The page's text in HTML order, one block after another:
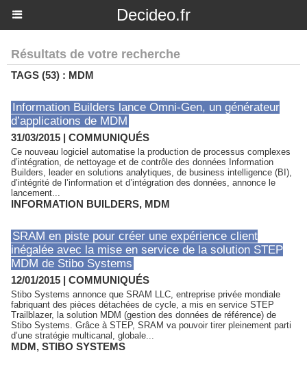
Decideo.fr
Résultats de votre recherche
TAGS (53) : MDM
Information Builders lance Omni-Gen, un générateur
d’applications de MDM
31/03/2015 | COMMUNIQUÉS
Ce nouveau logiciel automatise la production de processus complexes
d’intégration, de nettoyage et de contrôle des données Information
Builders, leader en solutions analytiques, de business intelligence (BI),
d’intégrité de l’information et d’intégration des données, annonce le
lancement...
INFORMATION BUILDERS, MDM
SRAM en piste pour créer une expérience client
inégalée avec la mise en service de la solution STEP
MDM de Stibo Systems
12/01/2015 | COMMUNIQUÉS
Stibo Systems annonce que SRAM LLC, entreprise privée mondiale
fabriquant des pièces détachées de cycle, a mis en service STEP
Trailblazer, la solution MDM (gestion des données de référence) de
Stibo Systems. Grâce à STEP, SRAM va pouvoir tirer pleinement parti
d’une stratégie multicanal, globale...
MDM, STIBO SYSTEMS